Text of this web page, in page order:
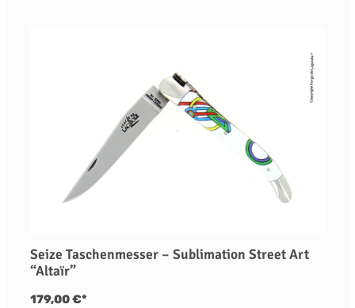
Seize Taschenmesser – Sublimation Street Art
“Altaïr”
179,00 €*